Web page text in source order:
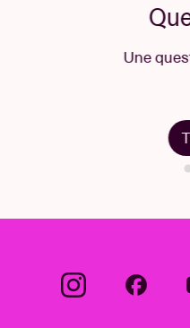
Une question ?
Trouvez